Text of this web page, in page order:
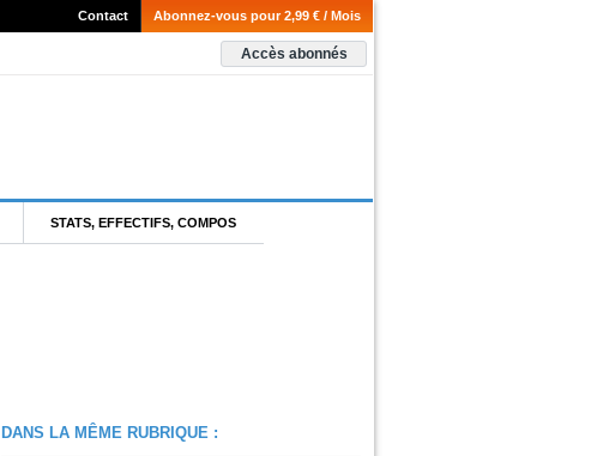
Abonnez-vous pour 2,99 € / Mois
Contact
Accès abonnés
STATS, EFFECTIFS, COMPOS
DANS LA MÊME RUBRIQUE :